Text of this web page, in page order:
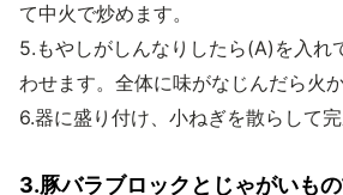
て中火で炒めます。
5.もやしがしんなりしたら(A)を入れ
わせます。全体に味がなじんだら火
6.器に盛り付け、小ねぎを散らして完
3.豚バラブロックとじゃがいも